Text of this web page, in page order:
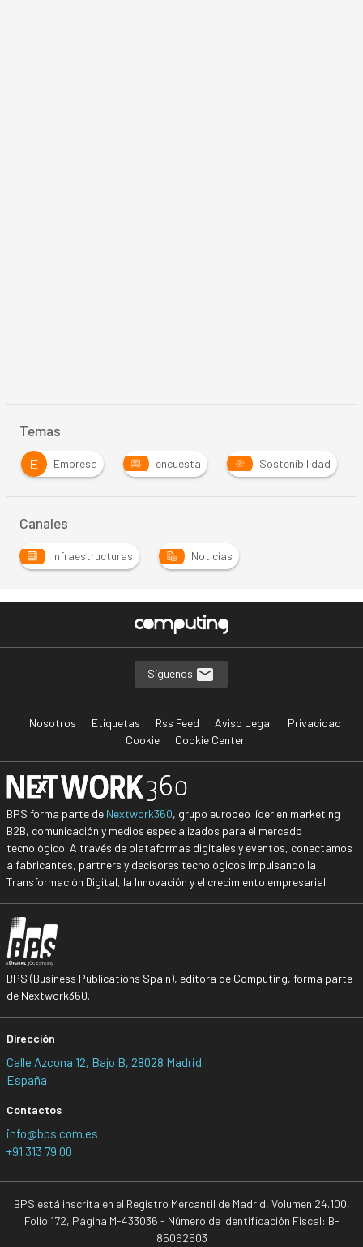
Temas
E
Empresa encuesta Sostenibilidad
Canales
Infraestructuras Noticias
Síguenos
Nosotros Etiquetas Rss Feed Aviso Legal
Privacidad
Cookie
Cookie Center
BPS forma parte de Nextwork360, grupo europeo líder en marketing
B2B, comunicación y medios especializados para el mercado
tecnológico. A través de plataformas digitales y eventos, conectamos
a fabricantes, partners y decisores tecnológicos impulsando la
Transformación Digital, la Innovación y el crecimiento empresarial.
BPS (Business Publications Spain), editora de Computing, forma parte
de Nextwork360.
Dirección
Calle Azcona 12, Bajo B, 28028 Madrid
España
Contactos
info@bps.com.es
+91 313 79 00
BPS está inscrita en el Registro Mercantil de Madrid, Volumen 24.100,
Folio 172, Página M-433036 - Número de Identificación Fiscal: B-
85062503